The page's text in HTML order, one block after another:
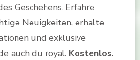
Geschehens. Erfahre
Neuigkeiten, erhalte
und exklusive
auch du royal. Kostenlos.